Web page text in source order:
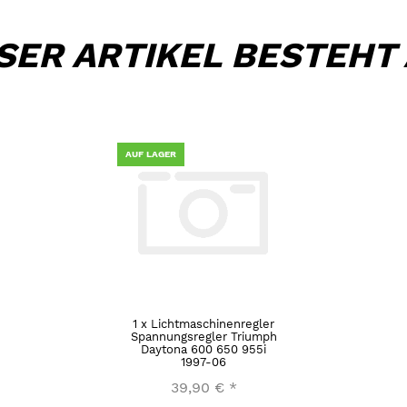
ARTIKEL BESTEHT
AUF LAGER
1 x Lichtmaschinenregler
Spannungsregler Triumph
Daytona 600 650 955i
1997-06
39,90 € *